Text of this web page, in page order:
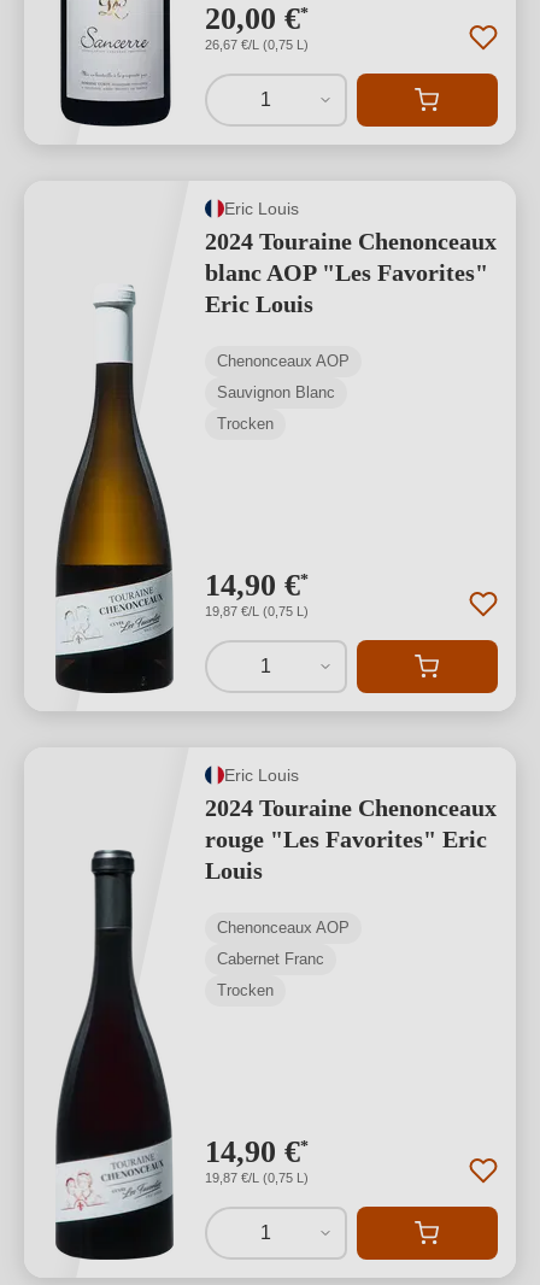
20,00 €*
26,67 €/L (0,75 L)
1
Eric Louis
2024 Touraine Chenonceaux
blanc AOP "Les Favorites"
Eric Louis
Chenonceaux AOP
Sauvignon Blanc
Trocken
14,90 €*
19,87 €/L (0,75 L)
1
Eric Louis
2024 Touraine Chenonceaux
rouge "Les Favorites" Eric
Louis
Chenonceaux AOP
Cabernet Franc
Trocken
14,90 €*
19,87 €/L (0,75 L)
1